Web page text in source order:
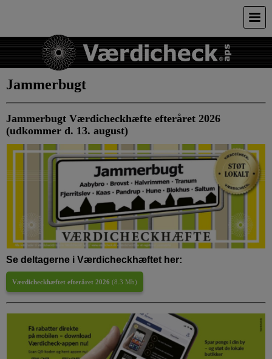
Jammerbugt
Jammerbugt Værdicheckhæfte efteråret 2026
(udkommer d. 13. august)
Se deltagerne i Værdicheckhæftet her:
Værdicheckhæftet efteråret 2026 (8.3 Mb)